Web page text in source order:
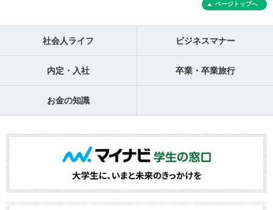
ページトップへ
社会人ライフ ビジネスマナー
内定・入社 卒業・卒業旅行
お金の知識